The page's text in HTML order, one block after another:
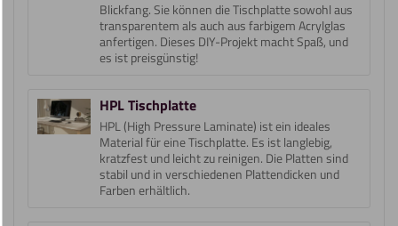
Blickfang. Sie können die Tischplatte sowohl aus
transparentem als auch aus farbigem Acrylglas
anfertigen. Dieses DIY-Projekt macht Spaß, und
es ist preisgünstig!
HPL Tischplatte
HPL (High Pressure Laminate) ist ein ideales
Material für eine Tischplatte. Es ist langlebig,
kratzfest und leicht zu reinigen. Die Platten sind
stabil und in verschiedenen Plattendicken und
Farben erhältlich.